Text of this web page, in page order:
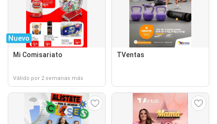
Nuevo
Mi Comisariato
Válido por 2 semanas más
TVentas